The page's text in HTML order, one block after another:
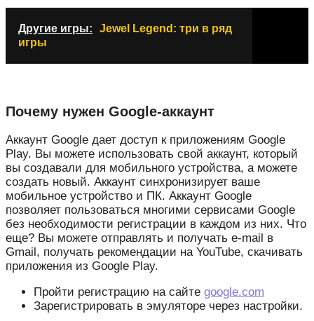
Другие игры:
Jewel Legend: три в ряд
игры
Почему нужен Google-аккаунт
Аккаунт Google дает доступ к приложениям Google
Play. Вы можете использовать свой аккаунт, который
вы создавали для мобильного устройства, а можете
создать новый. Аккаунт синхронизирует ваше
мобильное устройство и ПК. Аккаунт Google
позволяет пользоваться многими сервисами Google
без необходимости регистрации в каждом из них. Что
еще? Вы можете отправлять и получать e-mail в
Gmail, получать рекомендации на YouTube, скачивать
приложения из Google Play.
Пройти регистрацию на сайте google.com
Зарегистрировать в эмуляторе через настройки.